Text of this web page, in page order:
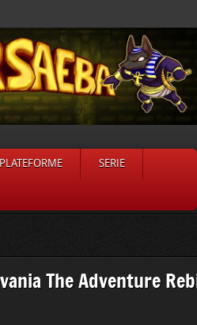
PLATEFORME SERIE
The Adventure